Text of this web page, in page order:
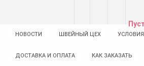
НОВОСТИ ШВЕЙНЫЙ ЦЕХ
ДОСТАВКА И ОПЛАТА КАК ЗАКАЗАТЬ